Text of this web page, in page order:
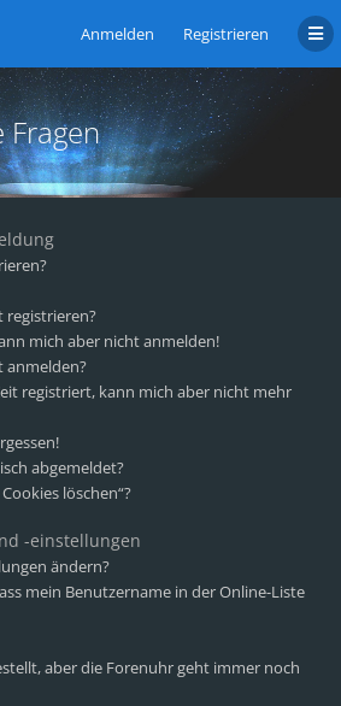
Anmelden Registrieren
Fragen
registrieren?
mich aber nicht anmelden!
anmelden?
registriert, kann mich aber nicht mehr
abgemeldet?
löschen“?
-einstellungen
ändern?
mein Benutzername in der Online-Liste
aber die Forenuhr geht immer noch